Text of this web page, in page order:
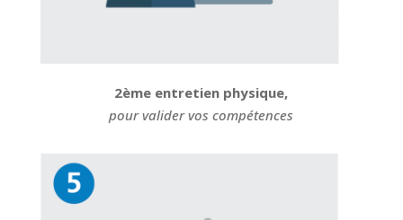
2ème entretien physique,
pour valider vos compétences